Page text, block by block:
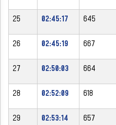
25 02:45:17 645
26 02:45:19 667
27 02:50:03 664
28 02:52:09 618
29 02:53:14 657